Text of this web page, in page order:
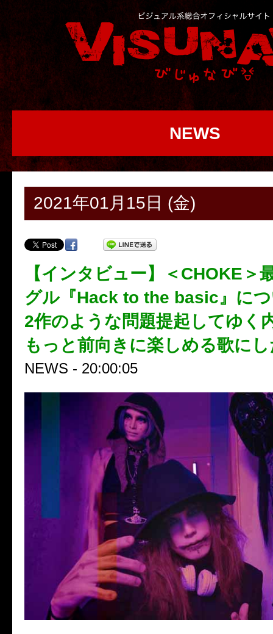
NEWS
2021年01月15日 (金)
【インタビュー】＜CHOKE＞
グル『Hack to the basic』に
2作のような問題提起してゆく
もっと前向きに楽しめる歌に
NEWS - 20:00:05